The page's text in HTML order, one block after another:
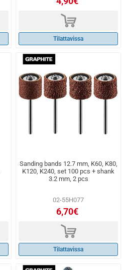
d
Tilattavissa
Sanding bands 12.7 mm, K60, K80,
K120, K240, set 100 pcs + shank
3.2 mm, 2 pcs
02-55H077
6,70€
d
Tilattavissa